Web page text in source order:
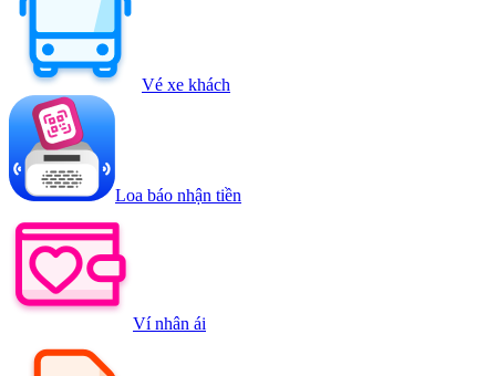
Vé xe khách
Loa báo nhận tiền
Ví nhân ái